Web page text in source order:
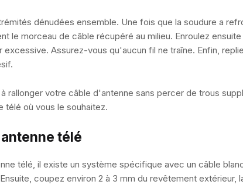
dénudées ensemble. Une fois que la soudure a
le morceau de câble récupéré au milieu. Enroulez
excessive. Assurez-vous qu'aucun fil ne traîne. Enfin,
rallonger votre câble d'antenne sans percer de trous
télé où vous le souhaitez.
télé
télé, il existe un système spécifique avec un câble
coupez environ 2 à 3 mm du revêtement extérieur,